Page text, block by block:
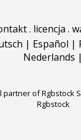
. licencja .
| Español |
Nederlands |
partner of Rgbstock
Rgbstock